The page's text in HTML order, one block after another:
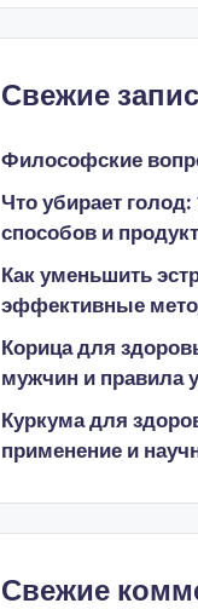
Свежие
Философские
Что убирает
способов и
Как уменьшить
эффективные
Корица для
мужчин и правила
Куркума для
применение и
Свежие